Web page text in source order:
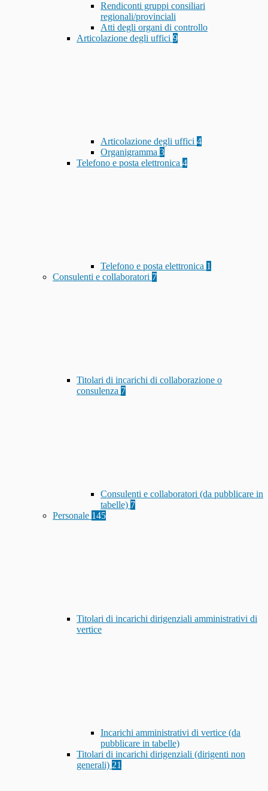
Rendiconti gruppi consiliari
regionali/provinciali
Atti degli organi di controllo
Articolazione degli uffici 9
Articolazione degli uffici 4
Organigramma 3
Telefono e posta elettronica 4
Telefono e posta elettronica 1
Consulenti e collaboratori 7
Titolari di incarichi di collaborazione o
consulenza 7
Consulenti e collaboratori (da pubblicare in
tabelle) 7
Personale 145
Titolari di incarichi dirigenziali amministrativi di
vertice
Incarichi amministrativi di vertice (da
pubblicare in tabelle)
Titolari di incarichi dirigenziali (dirigenti non
generali) 21